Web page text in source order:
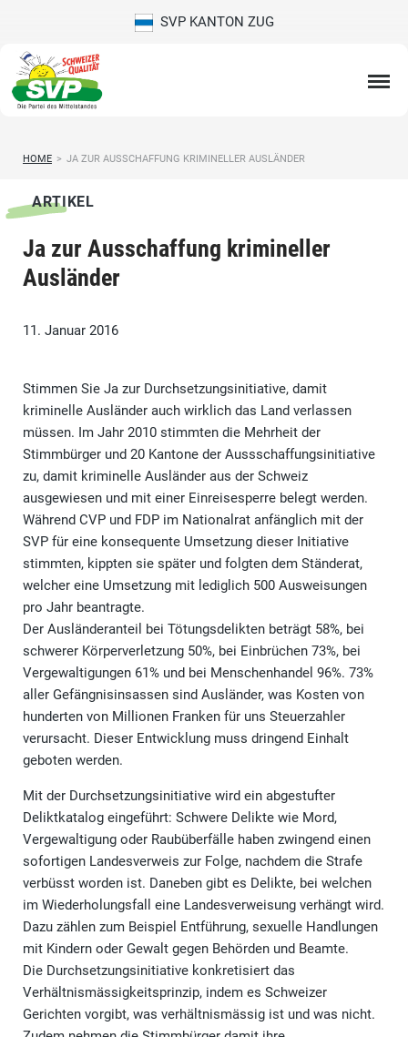
SVP KANTON ZUG
HOME > JA ZUR AUSSCHAFFUNG KRIMINELLER AUSLÄNDER
ARTIKEL
Ja zur Ausschaffung krimineller
Ausländer
11. Januar 2016
Stimmen Sie Ja zur Durchsetzungsinitiative, damit
kriminelle Ausländer auch wirklich das Land verlassen
müssen. Im Jahr 2010 stimmten die Mehrheit der
Stimmbürger und 20 Kantone der Aussschaffungsinitiative
zu, damit kriminelle Ausländer aus der Schweiz
ausgewiesen und mit einer Einreisesperre belegt werden.
Während CVP und FDP im Nationalrat anfänglich mit der
SVP für eine konsequente Umsetzung dieser Initiative
stimmten, kippten sie später und folgten dem Ständerat,
welcher eine Umsetzung mit lediglich 500 Ausweisungen
pro Jahr beantragte.
Der Ausländeranteil bei Tötungsdelikten beträgt 58%, bei
schwerer Körperverletzung 50%, bei Einbrüchen 73%, bei
Vergewaltigungen 61% und bei Menschenhandel 96%. 73%
aller Gefängnisinsassen sind Ausländer, was Kosten von
hunderten von Millionen Franken für uns Steuerzahler
verursacht. Dieser Entwicklung muss dringend Einhalt
geboten werden.
Mit der Durchsetzungsinitiative wird ein abgestufter
Deliktkatalog eingeführt: Schwere Delikte wie Mord,
Vergewaltigung oder Raubüberfälle haben zwingend einen
sofortigen Landesverweis zur Folge, nachdem die Strafe
verbüsst worden ist. Daneben gibt es Delikte, bei welchen
im Wiederholungsfall eine Landesverweisung verhängt wird.
Dazu zählen zum Beispiel Entführung, sexuelle Handlungen
mit Kindern oder Gewalt gegen Behörden und Beamte.
Die Durchsetzungsinitiative konkretisiert das
Verhältnismässigkeitsprinzip, indem es Schweizer
Gerichten vorgibt, was verhältnismässig ist und was nicht.